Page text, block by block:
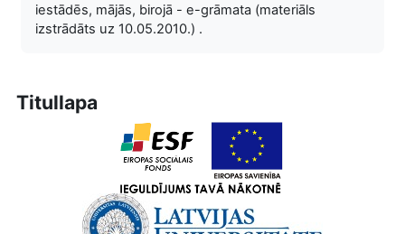
iestādēs, mājās, birojā - e-grāmata (materiāls
izstrādāts uz 10.05.2010.) .
Titullapa